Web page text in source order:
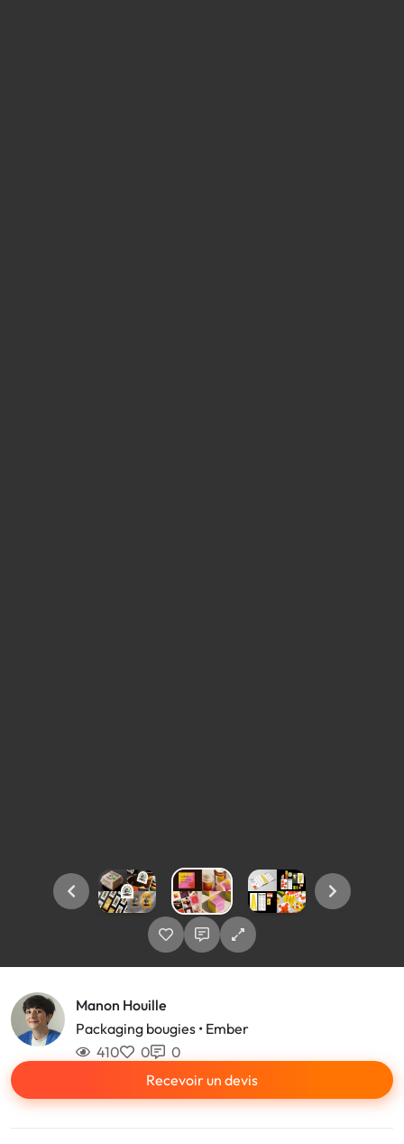
Manon Houille
Packaging bougies • Ember
410
0
0
Recevoir un devis